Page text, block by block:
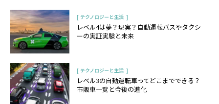
[ テクノロジーと生活 ]
レベル4は夢？現実？自動運転バスやタクシ
ーの実証実験と未来
[ テクノロジーと生活 ]
レベル3の自動運転車ってどこまでできる？
市販車一覧と今後の進化